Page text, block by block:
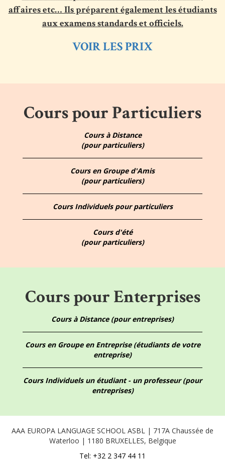
affaires etc… Ils préparent également les étudiants
aux examens standards et officiels.
VOIR LES PRIX
Cours pour Particuliers
Cours à Distance
(pour particuliers)
Cours en Groupe d'Amis
(pour particuliers)
Cours Individuels pour particuliers
Cours d'été
(pour particuliers)
Cours pour Enterprises
Cours à Distance (pour entreprises)
Cours en Groupe en Entreprise (étudiants de votre
entreprise)
Cours Individuels un étudiant - un professeur (pour
entreprises)
AAA EUROPA LANGUAGE SCHOOL ASBL | 717A Chaussée de
Waterloo | 1180 BRUXELLES, Belgique
Tel: +32 2 347 44 11